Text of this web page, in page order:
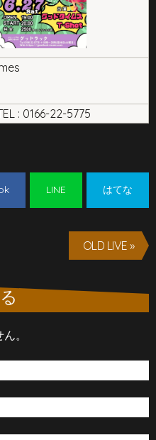
: 0166-22-5775
LINE はてな
OLD LIVE »
。